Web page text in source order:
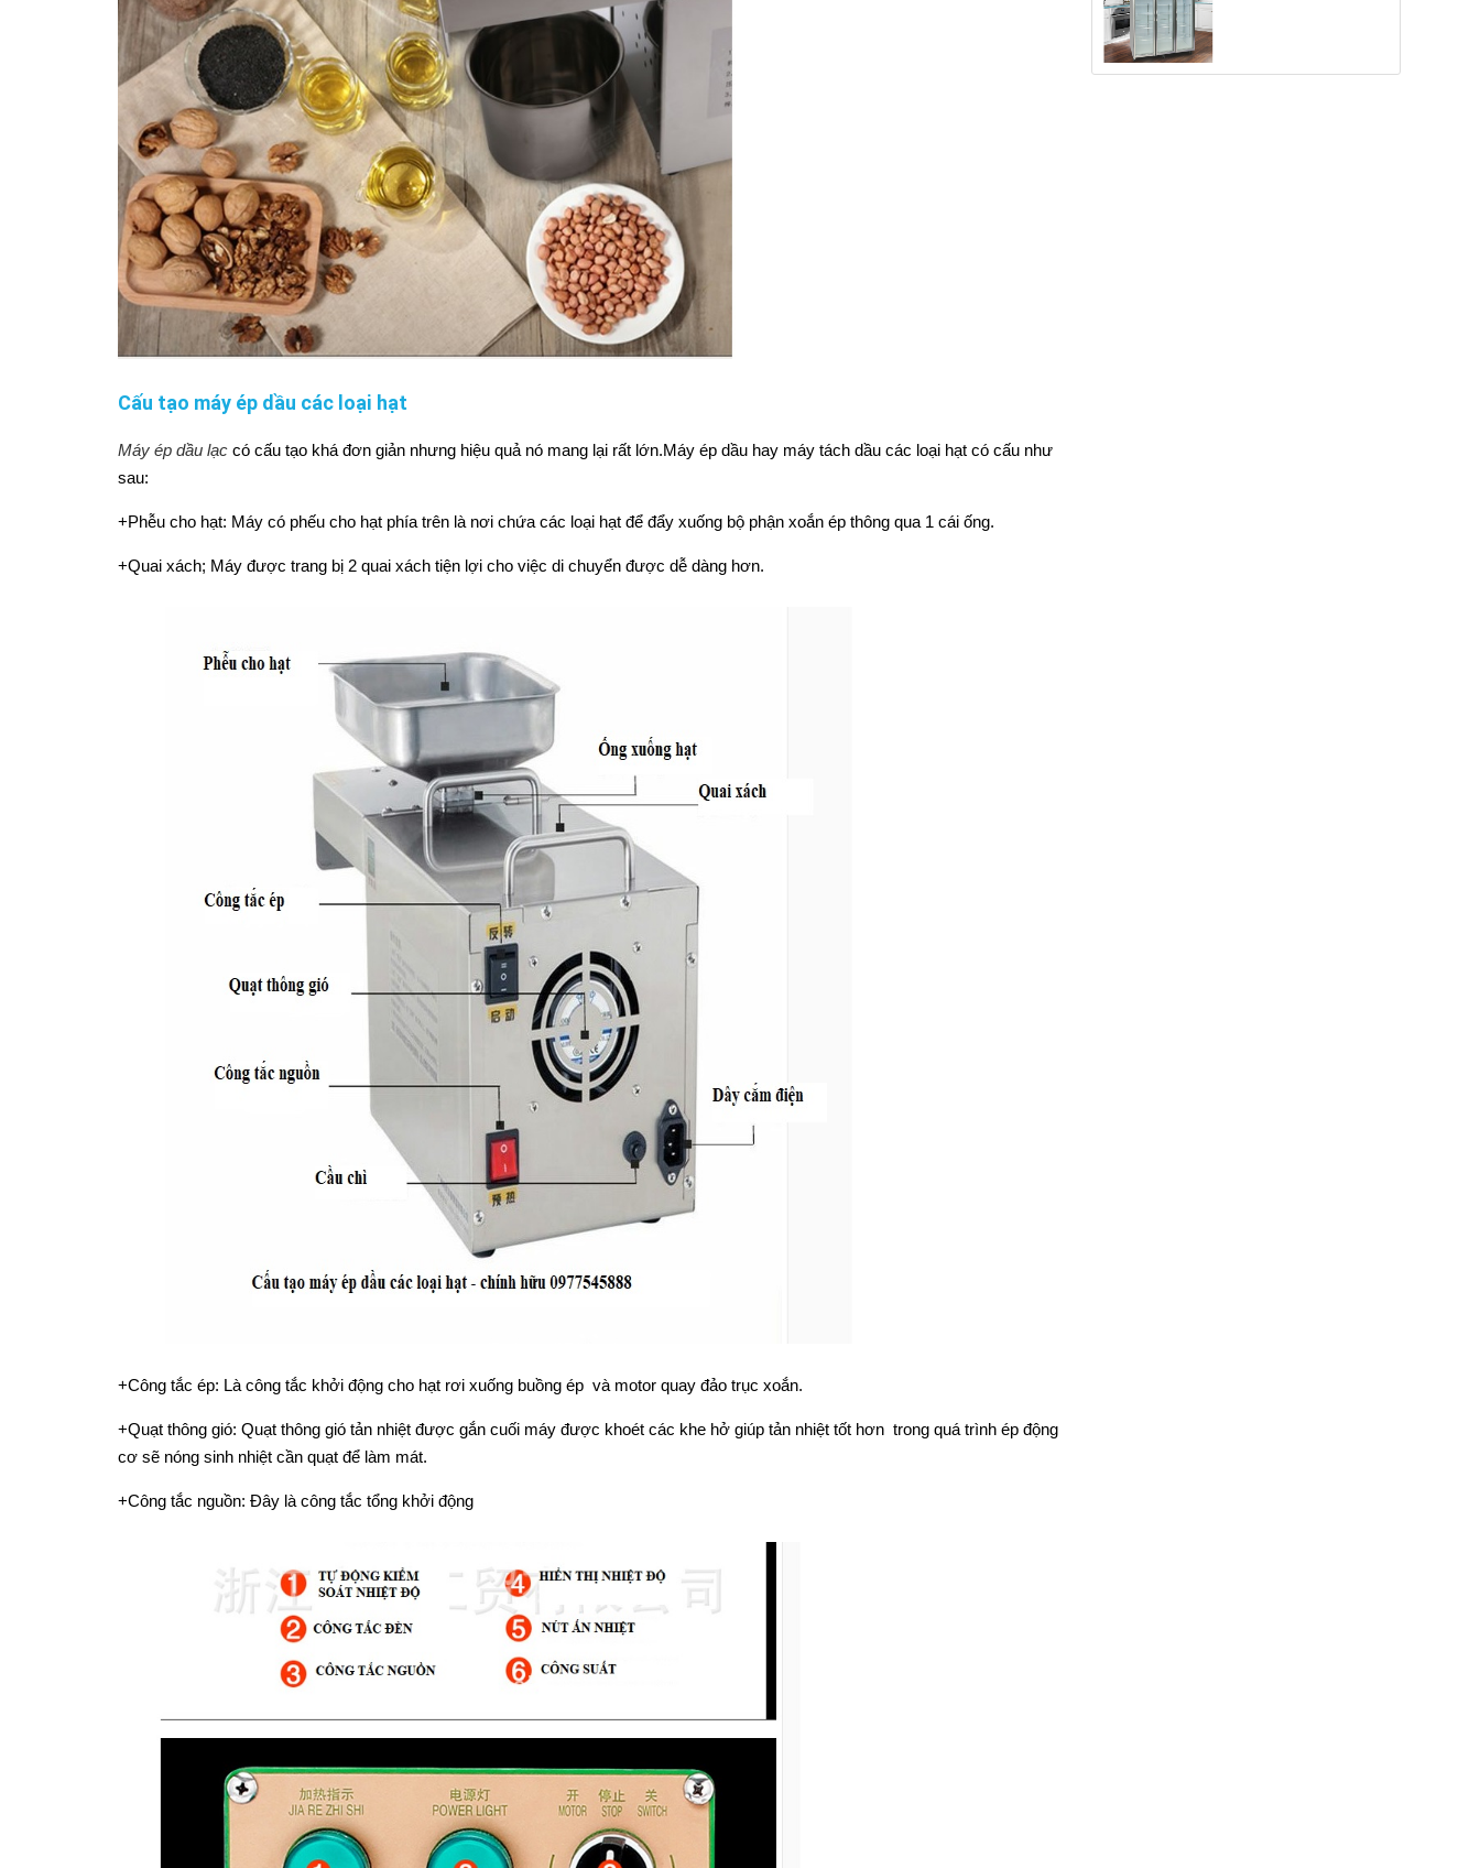
Cấu tạo máy ép dầu các loại hạt
Máy ép dầu lạc có cấu tạo khá đơn giản nhưng hiệu quả nó mang lại rất lớn.Máy ép dầu hay máy tách dầu các loại hạt có cấu như
sau:
+Phễu cho hạt: Máy có phếu cho hạt phía trên là nơi chứa các loại hạt để đẩy xuống bộ phận xoắn ép thông qua 1 cái ống.
+Quai xách; Máy được trang bị 2 quai xách tiện lợi cho việc di chuyển được dễ dàng hơn.
+Công tắc ép: Là công tắc khởi động cho hạt rơi xuống buồng ép và motor quay đảo trục xoắn.
+Quạt thông gió: Quạt thông gió tản nhiệt được gắn cuối máy được khoét các khe hở giúp tản nhiệt tốt hơn trong quá trình ép động
cơ sẽ nóng sinh nhiệt cần quạt để làm mát.
+Công tắc nguồn: Đây là công tắc tổng khởi động